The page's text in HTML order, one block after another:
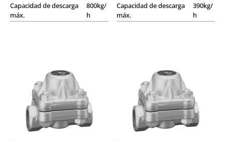
Capacidad de descarga
máx.
800kg/
h
Capacidad de descarga
máx.
390kg/
h